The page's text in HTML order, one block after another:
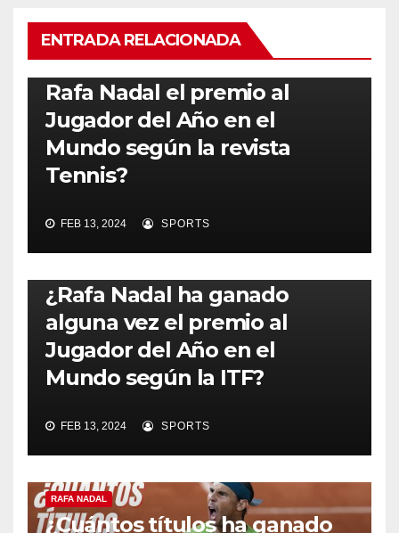
ENTRADA RELACIONADA
RAFA NADAL
¿Cuántas veces ha ganado
Rafa Nadal el premio al
Jugador del Año en el
Mundo según la revista
Tennis?
FEB 13, 2024 SPORTS
¿Rafa Nadal ha ganado
alguna vez el premio al
Jugador del Año en el
Mundo según la ITF?
FEB 13, 2024 SPORTS
RAFA NADAL
¿Cuántos títulos ha ganado